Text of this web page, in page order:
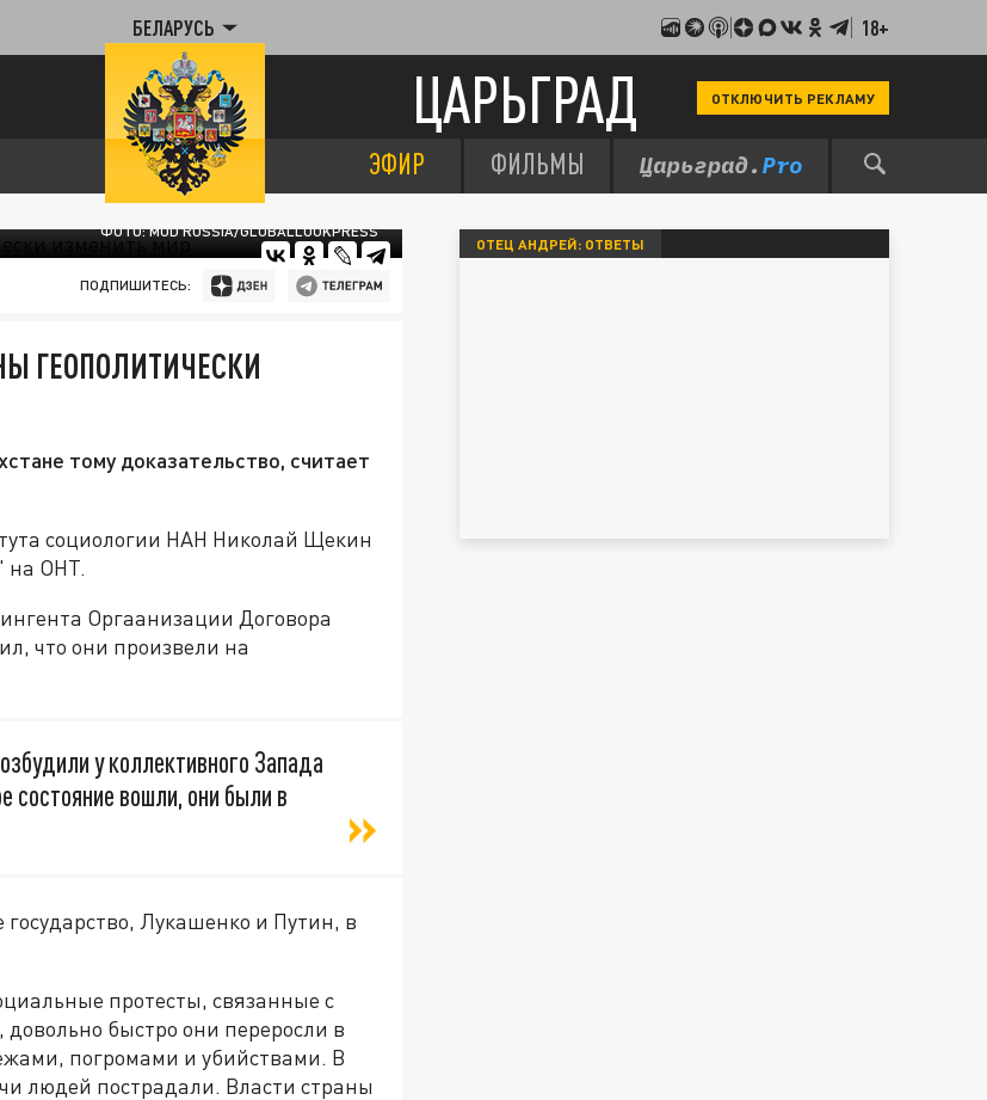
БЕЛАРУСЬ 18+
ЦАРЬГРАД ОТКЛЮЧИТЬ РЕКЛАМУ
ЭФИР ФИЛЬМЫ
ФОТО: MOD RUSSIA/GLOBALLOOKPRESS
ПОДПИШИТЕСЬ:
ГЕОПОЛИТИЧЕСКИ
тому доказательство, считает
социологии НАН Николай Щекин
на ОНТ.
Оргаанизации Договора
что они произвели на
у коллективного Запада
состояние вошли, они были в
Лукашенко и Путин, в
протесты, связанные с
быстро они переросли в
погромами и убийствами. В
людей пострадали. Власти страны
ОТЕЦ АНДРЕЙ: ОТВЕТЫ